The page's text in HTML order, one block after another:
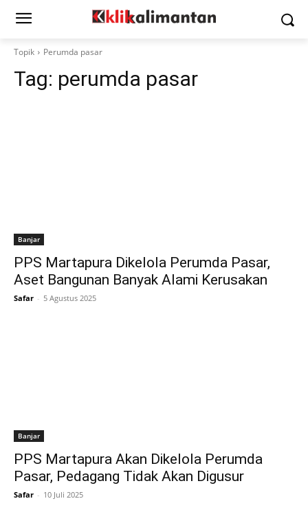
Topik Perumda pasar
Tag: perumda pasar
Banjar
PPS Martapura Dikelola Perumda Pasar,
Aset Bangunan Banyak Alami Kerusakan
Safar - 5 Agustus 2025
Banjar
PPS Martapura Akan Dikelola Perumda
Pasar, Pedagang Tidak Akan Digusur
Safar - 10 Juli 2025